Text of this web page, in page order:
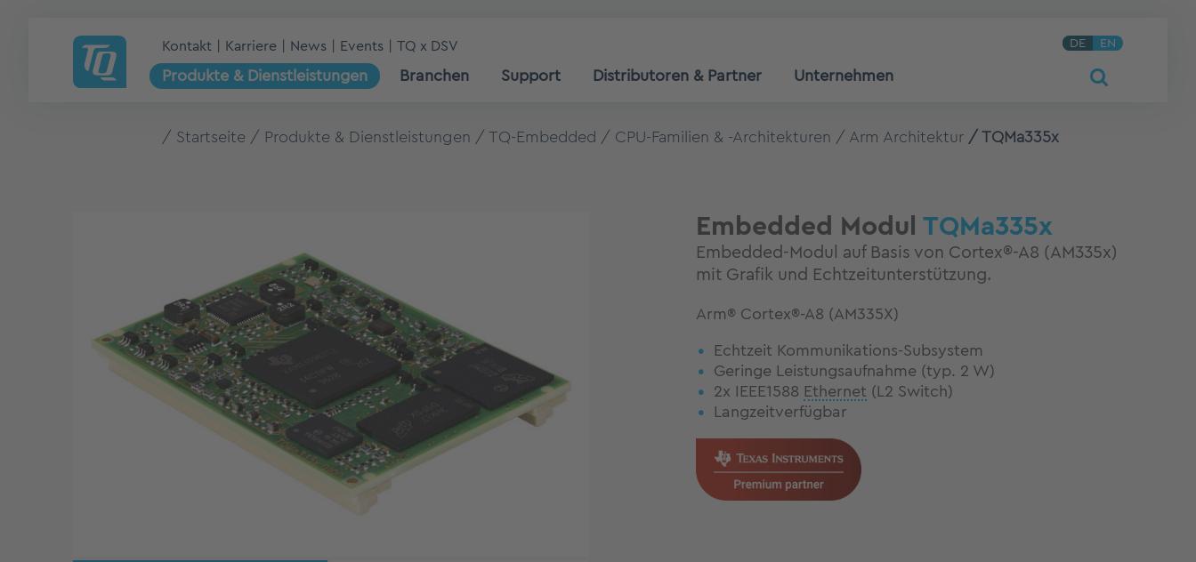
Kontakt Karriere News Events TQ x DSV DE EN
Produkte & Dienstleistungen Branchen Support Distributoren & Partner Unternehmen
Startseite Produkte & Dienstleistungen TQ-Embedded CPU-Familien & -Architekturen Arm Architektur TQMa335x
Embedded Modul TQMa335x
Embedded-Modul auf Basis von Cortex®-A8 (AM335x)
mit Grafik und Echtzeitunterstützung.
Arm® Cortex®-A8 (AM335X)
Echtzeit Kommunikations-Subsystem
Geringe Leistungsaufnahme (typ. 2 W)
2x IEEE1588 Ethernet (L2 Switch)
Langzeitverfügbar